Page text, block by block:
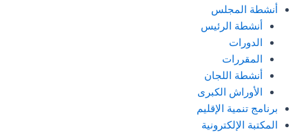
أنشطة المجلس
أنشطة الرئيس
الدورات
المقررات
أنشطة اللجان
الأوراش الكبرى
برنامج تنمية الإقليم
المكتبة الإلكترونية